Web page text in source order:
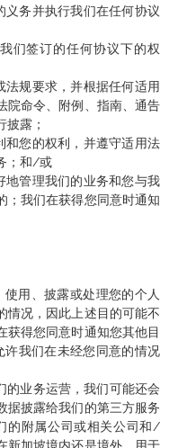
义务并执行我们在任何协议
们签订的任何协议下的权
规要求，并根据任何适用
院命令、附例、指南、通告
披露；
和您的权利，并遵守适用法
；和/或
地管理我们的业务和您与我
；我们在获得您同意时通知
用、披露或处理您的个人
情况，因此上述目的可能不
获得您同意时通知您其他目
许我们在未经您同意的情况
的业务运营，我们可能还会
据披露给我们的第三方服务
的附属公司或相关公司和/